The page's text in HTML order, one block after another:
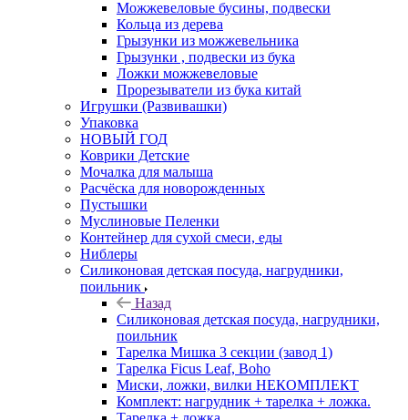
Можжевеловые бусины, подвески
Кольца из дерева
Грызунки из можжевельника
Грызунки , подвески из бука
Ложки можжевеловые
Прорезыватели из бука китай
Игрушки (Развивашки)
Упаковка
НОВЫЙ ГОД
Коврики Детские
Мочалка для малыша
Расчёска для новорожденных
Пустышки
Муслиновые Пеленки
Контейнер для сухой смеси, еды
Ниблеры
Силиконовая детская посуда, нагрудники,
поильник
Назад
Силиконовая детская посуда, нагрудники,
поильник
Тарелка Мишка 3 секции (завод 1)
Тарелка Ficus Leaf, Boho
Миски, ложки, вилки НЕКОМПЛЕКТ
Комплект: нагрудник + тарелка + ложка.